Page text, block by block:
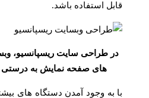
قابل استفاده باشد.
در طراحی سایت ریسپانسیو،
های صفحه نمایش به
با به وجود آمدن دستگاه های